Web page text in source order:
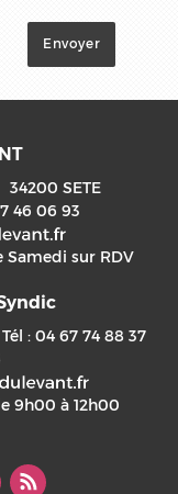
34200 SETE
46 06 93
Samedi sur RDV
Tél : 04 67 74 88 37
9h00 à 12h00